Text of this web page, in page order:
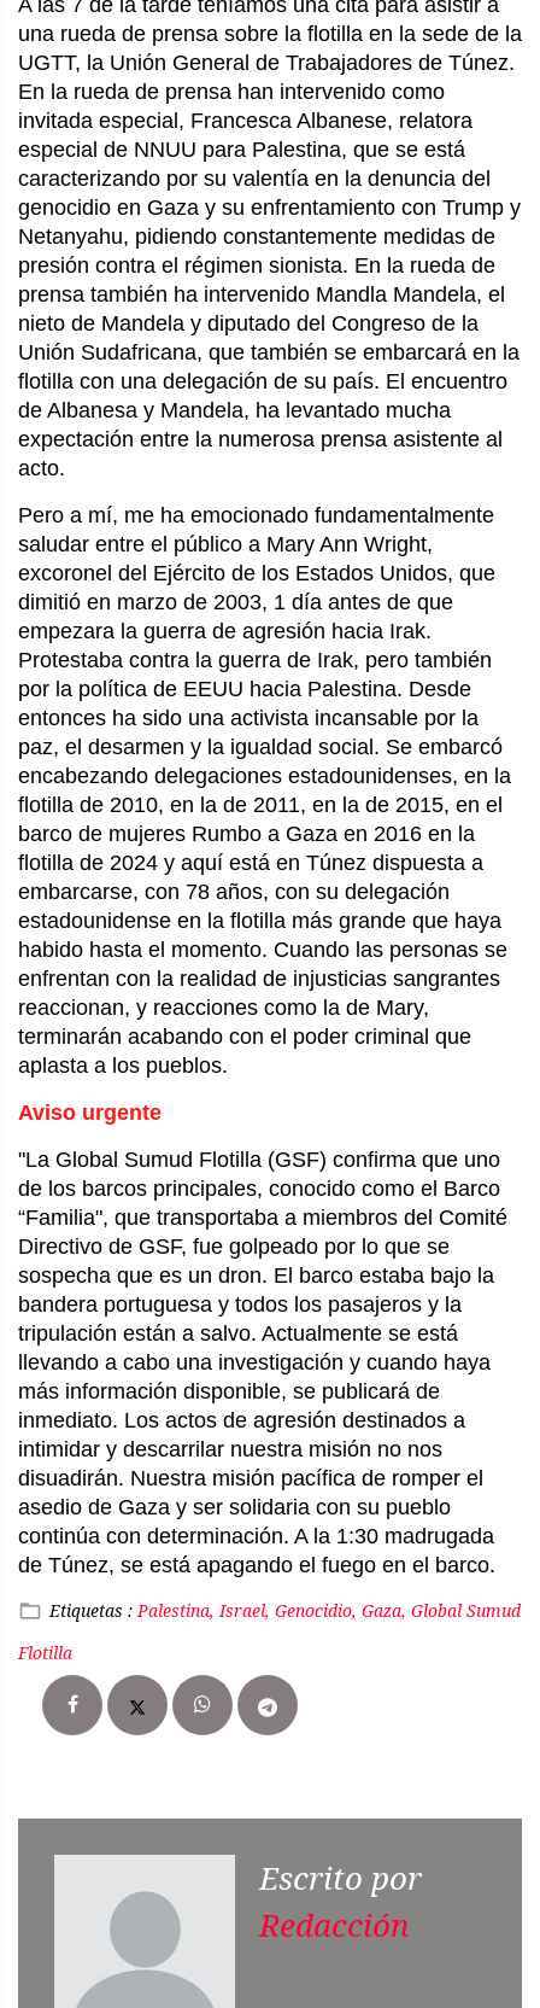
A las 7 de la tarde teníamos una cita para asistir a
una rueda de prensa sobre la flotilla en la sede de la
UGTT, la Unión General de Trabajadores de Túnez.
En la rueda de prensa han intervenido como
invitada especial, Francesca Albanese, relatora
especial de NNUU para Palestina, que se está
caracterizando por su valentía en la denuncia del
genocidio en Gaza y su enfrentamiento con Trump y
Netanyahu, pidiendo constantemente medidas de
presión contra el régimen sionista. En la rueda de
prensa también ha intervenido Mandla Mandela, el
nieto de Mandela y diputado del Congreso de la
Unión Sudafricana, que también se embarcará en la
flotilla con una delegación de su país. El encuentro
de Albanesa y Mandela, ha levantado mucha
expectación entre la numerosa prensa asistente al
acto.
Pero a mí, me ha emocionado fundamentalmente
saludar entre el público a Mary Ann Wright,
excoronel del Ejército de los Estados Unidos, que
dimitió en marzo de 2003, 1 día antes de que
empezara la guerra de agresión hacia Irak.
Protestaba contra la guerra de Irak, pero también
por la política de EEUU hacia Palestina. Desde
entonces ha sido una activista incansable por la
paz, el desarmen y la igualdad social. Se embarcó
encabezando delegaciones estadounidenses, en la
flotilla de 2010, en la de 2011, en la de 2015, en el
barco de mujeres Rumbo a Gaza en 2016 en la
flotilla de 2024 y aquí está en Túnez dispuesta a
embarcarse, con 78 años, con su delegación
estadounidense en la flotilla más grande que haya
habido hasta el momento. Cuando las personas se
enfrentan con la realidad de injusticias sangrantes
reaccionan, y reacciones como la de Mary,
terminarán acabando con el poder criminal que
aplasta a los pueblos.
Aviso urgente
"La Global Sumud Flotilla (GSF) confirma que uno
de los barcos principales, conocido como el Barco
“Familia", que transportaba a miembros del Comité
Directivo de GSF, fue golpeado por lo que se
sospecha que es un dron. El barco estaba bajo la
bandera portuguesa y todos los pasajeros y la
tripulación están a salvo. Actualmente se está
llevando a cabo una investigación y cuando haya
más información disponible, se publicará de
inmediato. Los actos de agresión destinados a
intimidar y descarrilar nuestra misión no nos
disuadirán. Nuestra misión pacífica de romper el
asedio de Gaza y ser solidaria con su pueblo
continúa con determinación. A la 1:30 madrugada
de Túnez, se está apagando el fuego en el barco.
Etiquetas :Palestina, Israel, Genocidio, Gaza, Global Sumud
Flotilla
Escrito por
Redacción